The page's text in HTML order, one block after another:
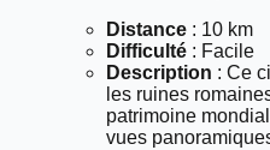
Distance : 10 km
Difficulté : Facile
Description : Ce
les ruines
patrimoine
vues